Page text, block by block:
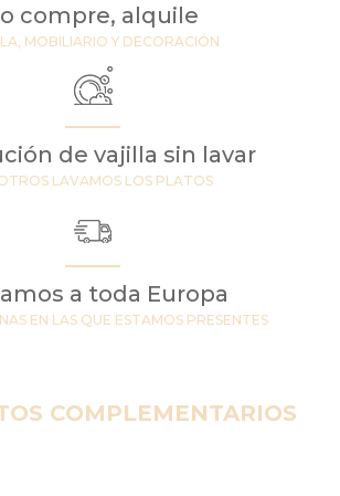
compre, alquile
MOBILIARIO Y DECORACIÓN
de vajilla sin lavar
LAVAMOS LOS PLATOS
a toda Europa
EN LAS QUE ESTAMOS PRESENTES
COMPLEMENTARIOS